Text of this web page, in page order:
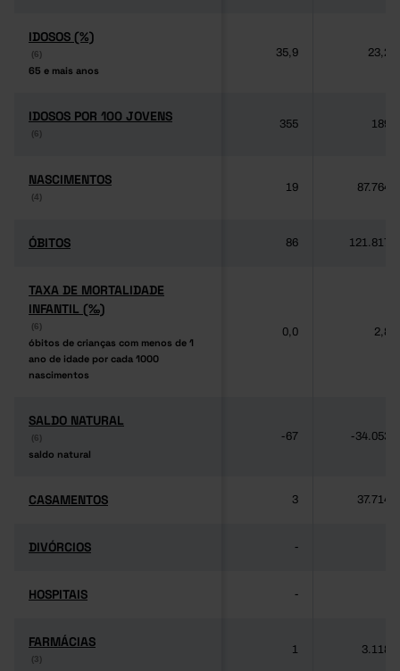
IDOSOS (%)
(6)
65 e mais anos
IDOSOS (%)
(6)
65 e mais anos
35,9 23,2
IDOSOS POR 100 JOVENS
(6)
IDOSOS POR 100 JOVENS
(6)
355 189
NASCIMENTOS
(4)
NASCIMENTOS
(4)
19 87.764
ÓBITOS
ÓBITOS 86 121.817
TAXA DE MORTALIDADE
INFANTIL (‰)
(6)
óbitos de crianças com menos de 1
ano de idade por cada 1000
nascimentos
TAXA DE MORTALIDADE
INFANTIL (‰)
(6)
óbitos de crianças com menos de 1
ano de idade por cada 1000
nascimentos
0,0 2,8
SALDO NATURAL
(6)
saldo natural
SALDO NATURAL
(6)
saldo natural
-67 -34.053
CASAMENTOS
CASAMENTOS 3 37.714
DIVÓRCIOS
DIVÓRCIOS -
HOSPITAIS
HOSPITAIS -
FARMÁCIAS
(3)
FARMÁCIAS
(3)
1 3.118